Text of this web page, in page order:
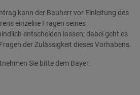
kann der Bauherr vor Einleitung des
einzelne Fragen seines
entscheiden lassen; dabei geht es
der Zulässigkeit dieses Vorhabens.
Sie bitte dem Bayer.